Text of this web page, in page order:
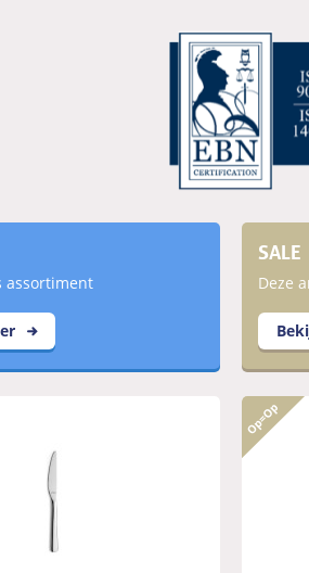
assortiment
SALE
Deze